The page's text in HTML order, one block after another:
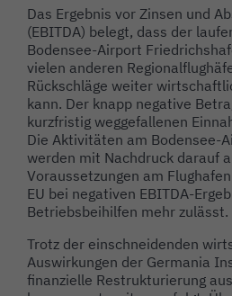
Das Ergebnis vor Zinsen und
(EBITDA) belegt, dass der
Bodensee-Airport
vielen anderen
Rückschläge weiter
kann. Der knapp negative
kurzfristig weggefallenen
Die Aktivitäten am Bodensee-
werden mit Nachdruck darauf
Voraussetzungen am
EU bei negativen EBITDA-
Betriebsbeihilfen mehr zulässt.
Trotz der einschneidenden
Auswirkungen der Germania
finanzielle Restrukturierung